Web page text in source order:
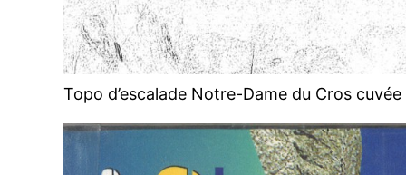
Topo d’escalade Notre-Dame du Cros